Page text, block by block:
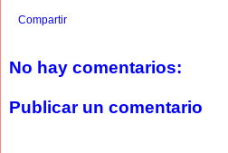
Compartir
No hay comentarios:
Publicar un comentario